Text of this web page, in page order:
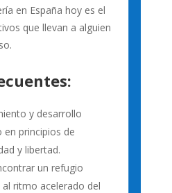
en España hoy es el
que llevan a alguien
y desarrollo
en principios de
y libertad.
un refugio
ritmo acelerado del